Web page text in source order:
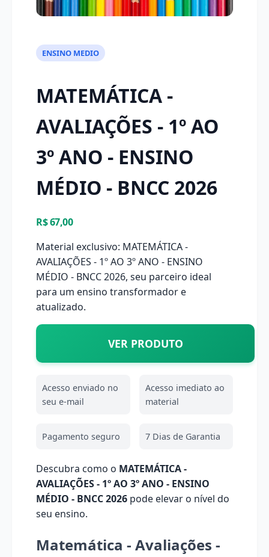
ENSINO MEDIO
MATEMÁTICA -
AVALIAÇÕES - 1º AO
3º ANO - ENSINO
MÉDIO - BNCC 2026
R$ 67,00
Material exclusivo: MATEMÁTICA -
AVALIAÇÕES - 1º AO 3º ANO - ENSINO
MÉDIO - BNCC 2026, seu parceiro ideal
para um ensino transformador e
atualizado.
VER PRODUTO
Acesso enviado no
seu e-mail
Acesso imediato ao
material
Pagamento seguro 7 Dias de Garantia
Descubra como o MATEMÁTICA -
AVALIAÇÕES - 1º AO 3º ANO - ENSINO
MÉDIO - BNCC 2026 pode elevar o nível do
seu ensino.
Matemática - Avaliações -